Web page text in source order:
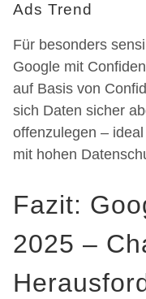
Ads Trend
Für besonders
Google mit
auf Basis von
sich Daten sicher
offenzulegen –
mit hohen
Fazit:
2025 –